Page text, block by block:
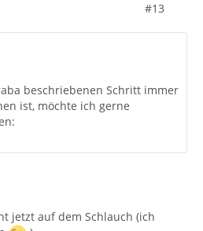
#13
beschriebenen Schritt immer
ist, möchte ich gerne
jetzt auf dem Schlauch (ich